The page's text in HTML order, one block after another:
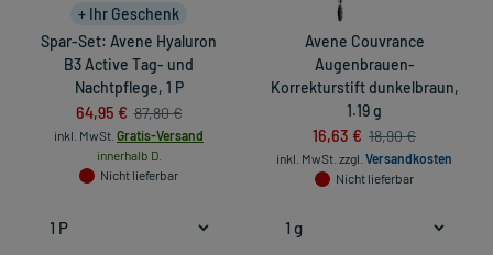
+ Ihr Geschenk
Spar-Set: Avene Hyaluron
B3 Active Tag- und
Nachtpflege, 1 P
64,95 € 87,80 €
inkl. MwSt. Gratis-Versand
innerhalb D.
Nicht lieferbar
Avene Couvrance
Augenbrauen-
Korrekturstift dunkelbraun,
1.19 g
16,63 € 18,90 €
inkl. MwSt. zzgl. Versandkosten
Nicht lieferbar